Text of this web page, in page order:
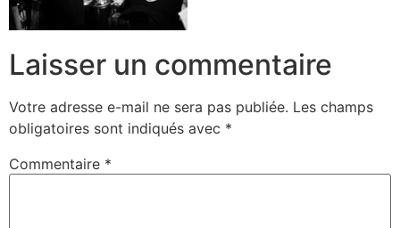
Laisser un commentaire
Votre adresse e-mail ne sera pas publiée. Les champs
obligatoires sont indiqués avec *
Commentaire *